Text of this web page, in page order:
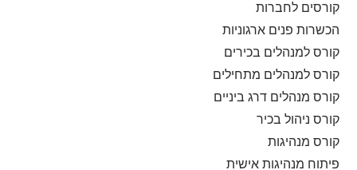
קורסים לחברות
הכשרות פנים ארגוניות
קורס למנהלים בכירים
קורס למנהלים מתחילים
קורס מנהלים דרג ביניים
קורס ניהול בכיר
קורס מנהיגות
פיתוח מנהיגות אישית